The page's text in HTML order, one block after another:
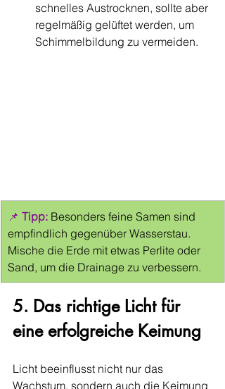
schnelles Austrocknen, sollte aber
regelmäßig gelüftet werden, um
Schimmelbildung zu vermeiden.
📌 Tipp: Besonders feine Samen sind
empfindlich gegenüber Wasserstau.
Mische die Erde mit etwas Perlite oder
Sand, um die Drainage zu verbessern.
5. Das richtige Licht für
eine erfolgreiche Keimung
Licht beeinflusst nicht nur das
Wachstum, sondern auch die Keimung